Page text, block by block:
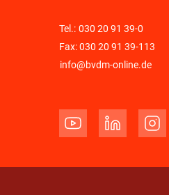
Tel.: 030 20 91 39-0
Fax: 030 20 91 39-113
info@bvdm-online.de